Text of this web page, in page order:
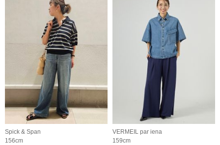
Spick & Span
156cm
VERMEIL par iena
159cm